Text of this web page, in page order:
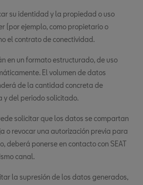
su identidad y la propiedad o uso
(por ejemplo, como propietario o
el contrato de conectividad.
en un formato estructurado, de uso
El volumen de datos
de la cantidad concreta de
y del periodo solicitado.
solicitar que los datos se compartan
o revocar una autorización previa para
deberá ponerse en contacto con SEAT
canal.
la supresión de los datos generados,